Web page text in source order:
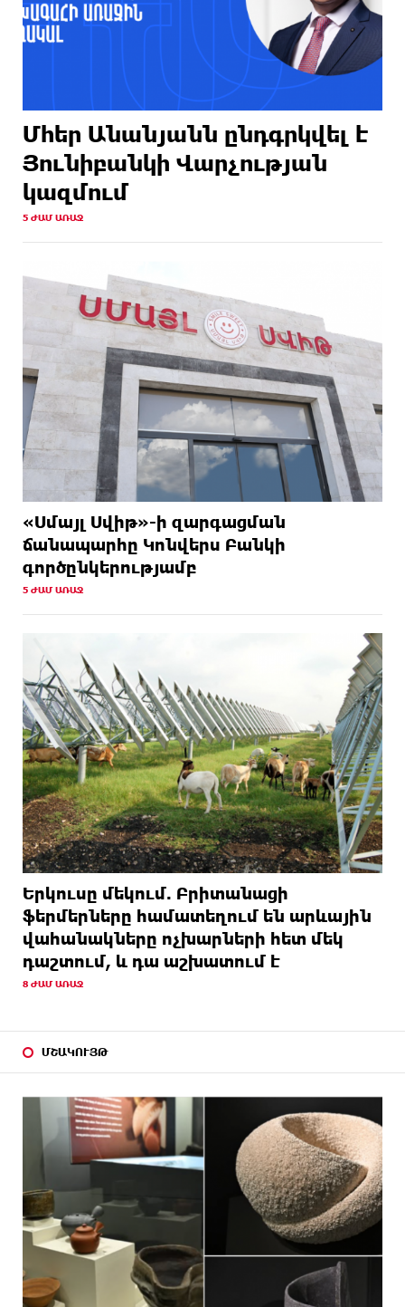
Մհեր Անանյանն ընդգրկվել է
Յունիբանկի Վարչության
կազմում
5 ԺԱՄ ԱՌԱՋ
«Սմայլ Սվիթ»-ի զարգացման
ճանապարհը Կոնվերս Բանկի
գործընկերությամբ
5 ԺԱՄ ԱՌԱՋ
Երկուսը մեկում. Բրիտանացի
ֆերմերները համատեղում են արևային
վահանակները ոչխարների հետ մեկ
դաշտում, և դա աշխատում է
8 ԺԱՄ ԱՌԱՋ
ՄՇԱԿՈՒՅԹ